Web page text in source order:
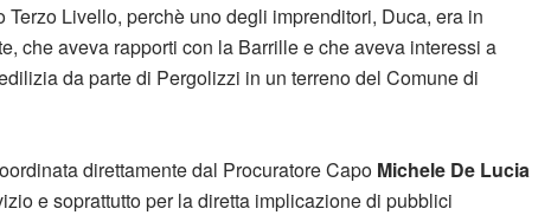
Terzo Livello, perchè uno degli imprenditori, Duca, era in
che aveva rapporti con la Barrille e che aveva interessi a
da parte di Pergolizzi in un terreno del Comune di
direttamente dal Procuratore Capo Michele De Lucia
e soprattutto per la diretta implicazione di pubblici